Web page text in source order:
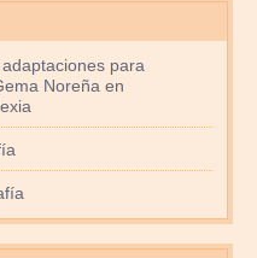
para
Noreña en